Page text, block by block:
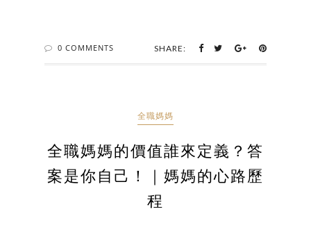
0 COMMENTS SHARE:
全職媽媽
全職媽媽的價值誰來定義？答
案是你自己！｜媽媽的心路歷
程